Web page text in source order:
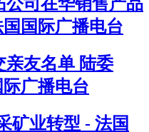
国际广播电台
亲友名单 陆委
广播电台
矿业转型 - 法国